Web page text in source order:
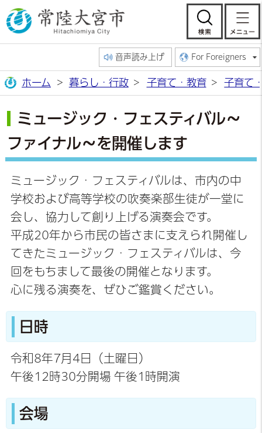
常陸大宮市公
検
音声読み上げ For Foreigners
ホーム 暮らし・行政 子育て・教育 子育て
ミュージック・フェスティバル～
ファイナル～を開催します
ミュージック・フェスティバルは、市内の中
学校および高等学校の吹奏楽部生徒が一堂に
会し、協力して創り上げる演奏会です。
平成20年から市民の皆さまに支えられ開催し
てきたミュージック・フェスティバルは、今
回をもちまして最後の開催となります。
心に残る演奏を、ぜひご鑑賞ください。
日時
令和8年7月4日（土曜日）
午後12時30分開場 午後1時開演
会場